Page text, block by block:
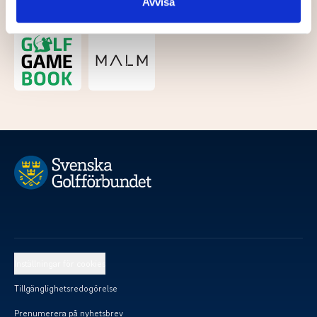
Tillgänglighetsredogörelse
Prenumerera på nyhetsbrev